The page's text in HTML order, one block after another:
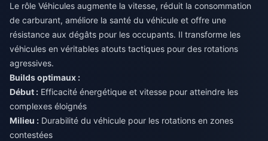
Le rôle Véhicules augmente la vitesse, réduit la consommation
de carburant, améliore la santé du véhicule et offre une
résistance aux dégâts pour les occupants. Il transforme les
véhicules en véritables atouts tactiques pour des rotations
agressives.
Builds optimaux :
Début : Efficacité énergétique et vitesse pour atteindre les
complexes éloignés
Milieu : Durabilité du véhicule pour les rotations en zones
contestées